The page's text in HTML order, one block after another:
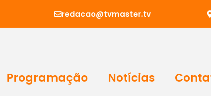
redacao@tvmaster.tv
Programação Notícias